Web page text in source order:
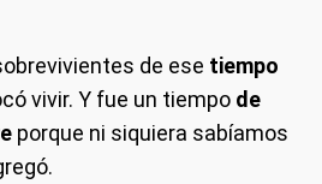
de ese tiempo
vivir. Y fue un tiempo de
porque ni siquiera sabíamos